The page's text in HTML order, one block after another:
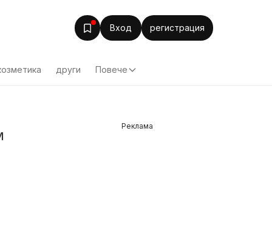
Вход регистрация
други Повече
Реклама